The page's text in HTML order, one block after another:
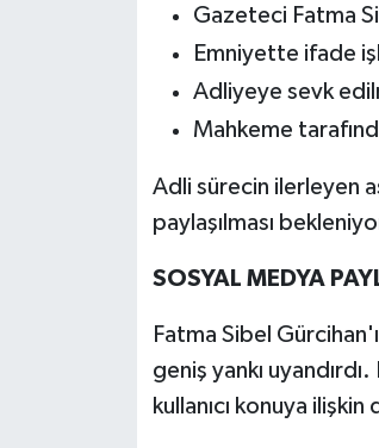
Gazeteci Fatma
Emniyette ifade
Adliyeye sevk
Mahkeme
Adli sürecin ilerleyen
paylaşılması
SOSYAL MEDYA
Fatma Sibel
geniş yankı
kullanıcı konuya